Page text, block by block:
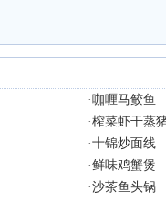
·咖喱马鲛鱼
·榨菜虾干蒸
·十锦炒面线
·鲜味鸡蟹煲
·沙茶鱼头锅